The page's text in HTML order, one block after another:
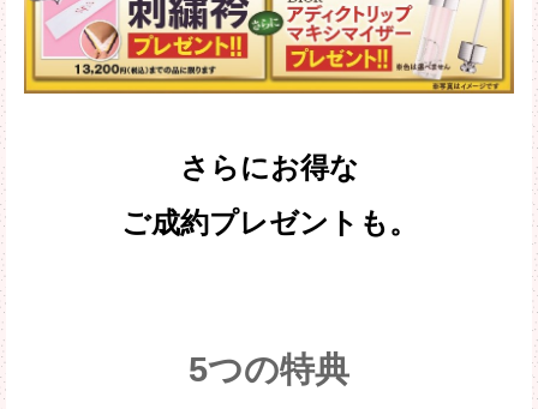
さらにお得な
ご成約プレゼントも。
5つの特典